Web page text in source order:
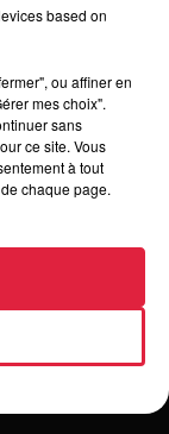
:
rencontre
la venue du
based on
ou affiner en
mes choix".
sans
ce site. Vous
à tout
chaque page.